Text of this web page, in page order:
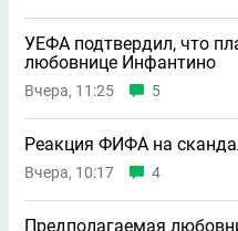
УЕФА подтвердил, что
любовнице Инфантино
Вчера, 11:25 5
Реакция ФИФА на
Вчера, 10:17 4
Предполагаемая